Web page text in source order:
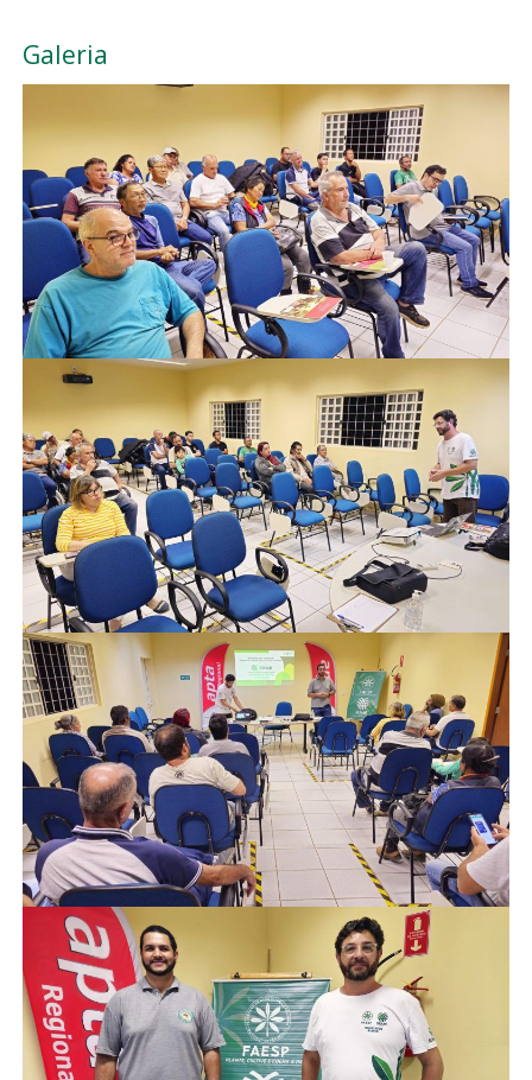
Galeria